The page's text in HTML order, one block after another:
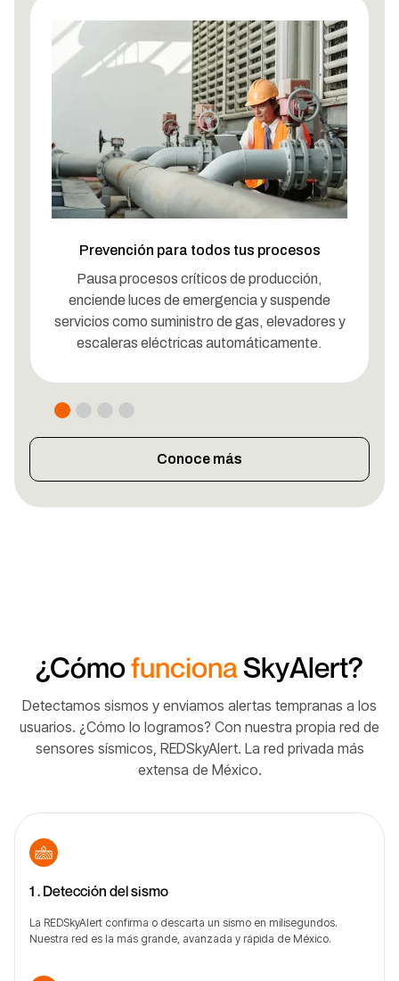
Prevención para todos tus procesos
Pausa procesos críticos de producción,
enciende luces de emergencia y suspende
servicios como suministro de gas, elevadores y
escaleras eléctricas automáticamente.
Conoce más
¿CómofuncionaSkyAlert?
Detectamos sismos y enviamos alertas tempranas a los
usuarios. ¿Cómo lo logramos? Con nuestra propia red de
sensores sísmicos, REDSkyAlert. La red privada más
extensa de México.
1 . Detección del sismo
La REDSkyAlert confirma o descarta un sismo en milisegundos.
Nuestra red es la más grande, avanzada y rápida de México.